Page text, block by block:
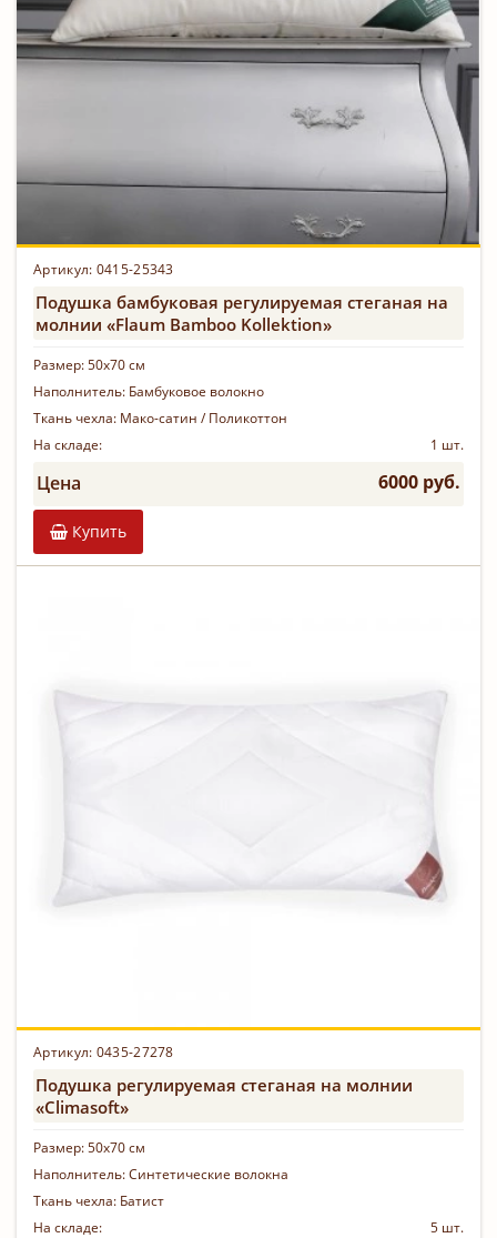
Артикул: 0415-25343
Подушка бамбуковая регулируемая стеганая на
молнии «Flaum Bamboo Kollektion»
Размер:50х70 см
Наполнитель: Бамбуковое волокно
Ткань чехла: Мако-сатин / Поликоттон
На складе:
1 шт.
Цена 6000 руб.
Купить
Артикул: 0435-27278
Подушка регулируемая стеганая на молнии
«Climasoft»
Размер:50х70 см
Наполнитель:Синтетические волокна
Ткань чехла: Батист
На складе:
5 шт.